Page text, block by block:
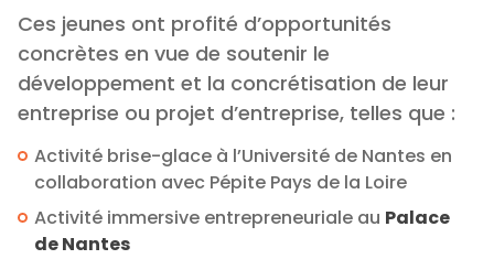
Ces jeunes ont profité d’opportunités
concrètes en vue de soutenir le
développement et la concrétisation de leur
entreprise ou projet d’entreprise, telles que :
Activité brise-glace à l’Université de Nantes en
collaboration avec Pépite Pays de la Loire
Activité immersive entrepreneuriale au Palace
de Nantes